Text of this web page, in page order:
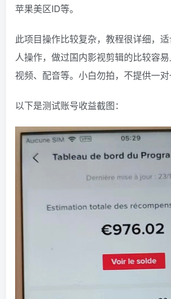
苹果美区ID等。
此项目操作比较复杂，教程很详细，
人操作，做过国内影视剪辑的比较容
视频、配音等。小白勿拍，不提供一对
以下是测试账号收益截图：